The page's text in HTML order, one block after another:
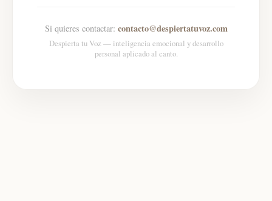
Si quieres contactar: contacto@despiertatuvoz.com
Despierta tu Voz — inteligencia emocional y desarrollo
personal aplicado al canto.